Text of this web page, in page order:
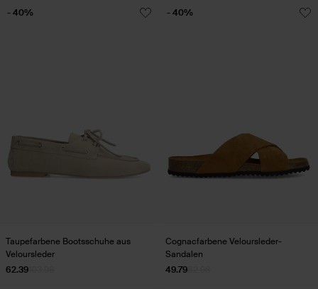
Taupefarbene Bootsschuhe aus
Veloursleder
62.39
- 40%
Cognacfarbene Veloursleder-
Sandalen
49.79
- 40%